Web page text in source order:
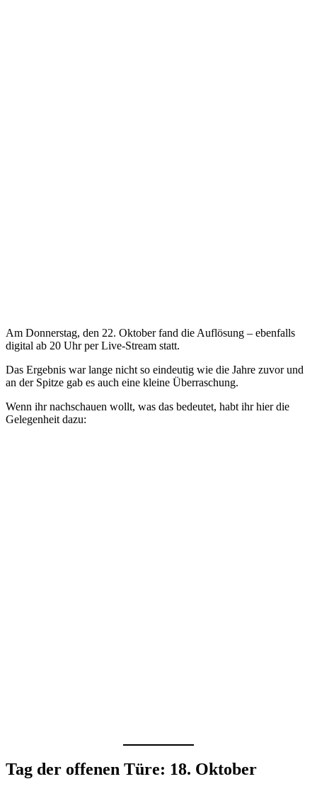
Am Donnerstag, den 22. Oktober fand die Auflösung – ebenfalls
digital ab 20 Uhr per Live-Stream statt.
Das Ergebnis war lange nicht so eindeutig wie die Jahre zuvor und
an der Spitze gab es auch eine kleine Überraschung.
Wenn ihr nachschauen wollt, was das bedeutet, habt ihr hier die
Gelegenheit dazu:
Tag der offenen Türe: 18. Oktober